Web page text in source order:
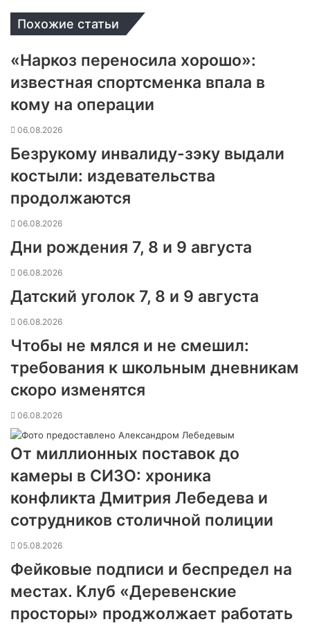
Похожие статьи
«Наркоз переносила хорошо»:
известная спортсменка впала в
кому на операции
06.08.2026
Безрукому инвалиду-зэку выдали
костыли: издевательства
продолжаются
06.08.2026
Дни рождения 7, 8 и 9 августа
06.08.2026
Датский уголок 7, 8 и 9 августа
06.08.2026
Чтобы не мялся и не смешил:
требования к школьным дневникам
скоро изменятся
06.08.2026
От миллионных поставок до
камеры в СИЗО: хроника
конфликта Дмитрия Лебедева и
сотрудников столичной полиции
05.08.2026
Фейковые подписи и беспредел на
местах. Клуб «Деревенские
просторы» проджолжает работать